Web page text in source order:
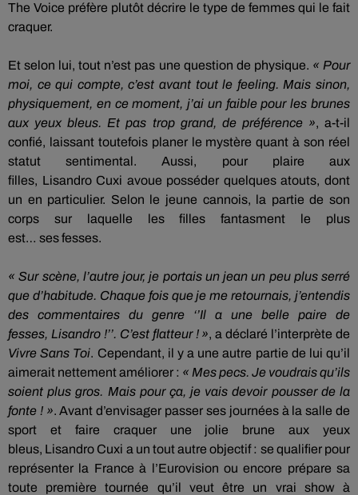
The Voice préfère plutôt décrire le type de femmes qui le fait
craquer.
Et selon lui, tout n’est pas une question de physique. « Pour
moi, ce qui compte, c’est avant tout le feeling. Mais sinon,
physiquement, en ce moment, j’ai un faible pour les brunes
aux yeux bleus. Et pas trop grand, de préférence », a-t-il
confié, laissant toutefois planer le mystère quant à son réel
statut sentimental.
Aussi, pour plaire aux
filles, Lisandro Cuxi avoue posséder quelques atouts, dont
un en particulier. Selon le jeune cannois, la partie de son
corps sur laquelle les filles fantasment le plus
est… sesfesses.
« Sur scène, l’autre jour, je portais un jean un peu plus serré
que d’habitude. Chaque fois que je me retournais, j’entendis
des commentaires du genre ‘’Il a une belle paire de
fesses, Lisandro!’’. C’est flatteur ! », a déclaré l’interprète de
Vivre Sans Toi. Cependant, il y a une autre partie de lui qu’il
aimerait nettement améliorer : « Mespecs. Je voudrais qu’ils
soient plus gros. Mais pour ça, je vais devoir pousser de la
fonte !». Avant d’envisager passer ses journées à la salle de
sport et faire craquer une jolie brune aux yeux
bleus, Lisandro Cuxi a un tout autre objectif : se qualifier pour
représenter la France à l’Eurovision ou encore prépare sa
toute première tournée qu’il veut être un vrai show à